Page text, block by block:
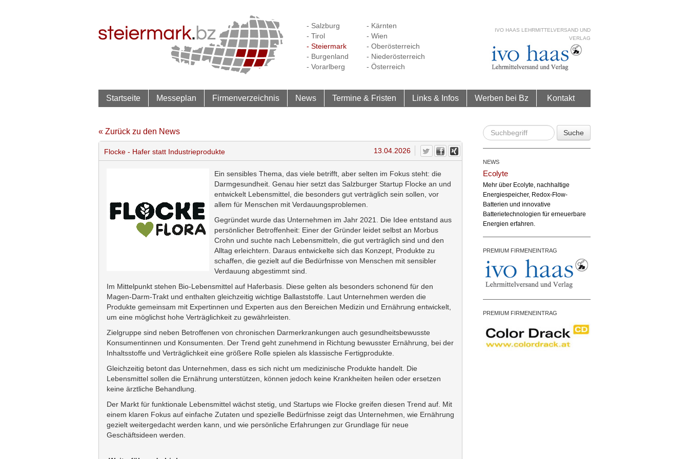
- Salzburg
- Tirol
- Steiermark
- Burgenland
- Vorarlberg
- Kärnten
- Wien
- Oberösterreich
- Niederösterreich
- Österreich
IVO HAAS LEHRMITTELVERSAND UND
VERLAG
Startseite Messeplan Firmenverzeichnis News Termine & Fristen Links & Infos Werben bei Bz Kontakt
« Zurück zu den News
Flocke - Hafer statt Industrieprodukte 13.04.2026
Ein sensibles Thema, das viele betrifft, aber selten im Fokus steht: die
Darmgesundheit. Genau hier setzt das Salzburger Startup Flocke an und
entwickelt Lebensmittel, die besonders gut verträglich sein sollen, vor
allem für Menschen mit Verdauungsproblemen.
Gegründet wurde das Unternehmen im Jahr 2021. Die Idee entstand aus
persönlicher Betroffenheit: Einer der Gründer leidet selbst an Morbus
Crohn und suchte nach Lebensmitteln, die gut verträglich sind und den
Alltag erleichtern. Daraus entwickelte sich das Konzept, Produkte zu
schaffen, die gezielt auf die Bedürfnisse von Menschen mit sensibler
Verdauung abgestimmt sind.
Im Mittelpunkt stehen Bio-Lebensmittel auf Haferbasis. Diese gelten als besonders schonend für den
Magen-Darm-Trakt und enthalten gleichzeitig wichtige Ballaststoffe. Laut Unternehmen werden die
Produkte gemeinsam mit Expertinnen und Experten aus den Bereichen Medizin und Ernährung entwickelt,
um eine möglichst hohe Verträglichkeit zu gewährleisten.
Zielgruppe sind neben Betroffenen von chronischen Darmerkrankungen auch gesundheitsbewusste
Konsumentinnen und Konsumenten. Der Trend geht zunehmend in Richtung bewusster Ernährung, bei der
Inhaltsstoffe und Verträglichkeit eine größere Rolle spielen als klassische Fertigprodukte.
Gleichzeitig betont das Unternehmen, dass es sich nicht um medizinische Produkte handelt. Die
Lebensmittel sollen die Ernährung unterstützen, können jedoch keine Krankheiten heilen oder ersetzen
keine ärztliche Behandlung.
Der Markt für funktionale Lebensmittel wächst stetig, und Startups wie Flocke greifen diesen Trend auf. Mit
einem klaren Fokus auf einfache Zutaten und spezielle Bedürfnisse zeigt das Unternehmen, wie Ernährung
gezielt weitergedacht werden kann, und wie persönliche Erfahrungen zur Grundlage für neue
Geschäftsideen werden.
Suche
NEWS
Ecolyte
Mehr über Ecolyte, nachhaltige
Energiespeicher, Redox-Flow-
Batterien und innovative
Batterietechnologien für erneuerbare
Energien erfahren.
PREMIUM FIRMENEINTRAG
PREMIUM FIRMENEINTRAG